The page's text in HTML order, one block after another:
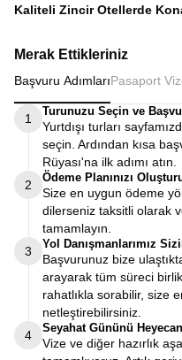
Ekstra tur ücreti alınmaz;
Kaliteli Zincir Otellerde
kalınırken, Avrupa
otellerde konaklayarak
Merak Ettikleriniz
Başvuru AdımlarıPasaport
1
Turunuzu Seçin ve
Yurtdışı turları
seçin. Ardından kısa
Rüyası'na ilk adımı atın.
2
Ödeme Planınızı
Size en uygun ödeme
dilerseniz taksitli olarak
tamamlayın.
3
Yol Danışmanlarımız
Başvurunuz bize
arayarak tüm süreci
rahatlıkla sorabilir, size
netleştirebilirsiniz.
4
Seyahat Gününü
Vize ve diğer hazırlık